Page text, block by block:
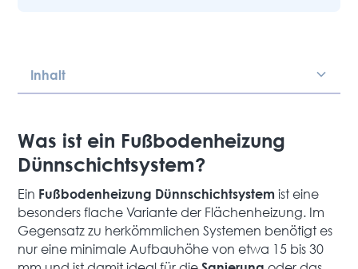
Inhalt
Was ist ein Fußbodenheizung
Dünnschichtsystem?
Ein Fußbodenheizung Dünnschichtsystem ist eine
besonders flache Variante der Flächenheizung. Im
Gegensatz zu herkömmlichen Systemen benötigt es
nur eine minimale Aufbauhöhe von etwa 15 bis 30